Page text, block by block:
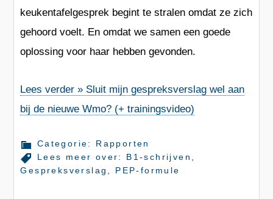
keukentafelgesprek begint testralenomdat ze zich
gehoord voelt. En omdat we samen een goede
oplossing voor haar hebben gevonden.
Lees verder » Sluit mijn gespreksverslag wel aan
bij de nieuwe Wmo? (+ trainingsvideo)
Categorie: Rapporten
Lees meer over: B1-schrijven
Gespreksverslag
PEP-formule